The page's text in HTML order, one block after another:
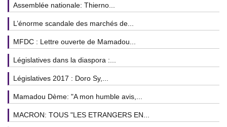
Assemblée nationale: Thierno...
L’énorme scandale des marchés de...
MFDC : Lettre ouverte de Mamadou...
Législatives dans la diaspora :...
Législatives 2017 : Doro Sy,...
Mamadou Dème: "A mon humble avis,...
MACRON: TOUS "LES ETRANGERS EN...